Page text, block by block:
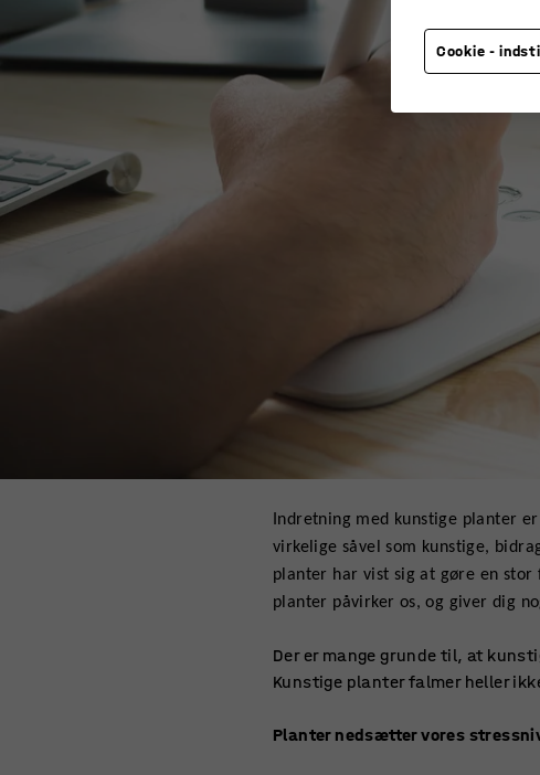
Indretning med kunstige planter
virkelige såvel som kunstige,
planter har vist sig at gøre en
planter påvirker os, og giver dig
Der er mange grunde til, at
Kunstige planter falmer heller
Planter nedsætter vores
Cookie -